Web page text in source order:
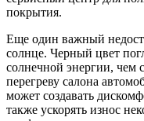
покрытия.
Еще один важный
солнце. Черный цвет
солнечной энергии, чем
перегреву салона
может создавать
также ускорять износ